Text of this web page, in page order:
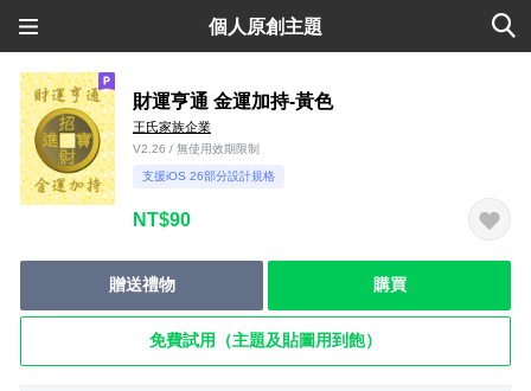
個人原創主題
財運亨通 金運加持-黃色
王氏家族企業
V2.26 / 無使用效期限制
支援iOS 26部分設計規格
NT$90
贈送禮物 購買
免費試用（主題及貼圖用到飽）